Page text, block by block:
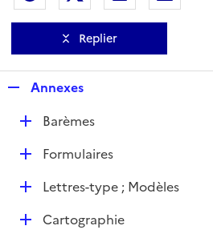
Replier
p
l
i
e
Annexes
DBarèmes
DFormulaires
DLettres-type ; Modèles
DCartographie